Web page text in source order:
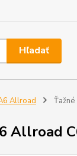
Hľadať
Allroad
Allroad